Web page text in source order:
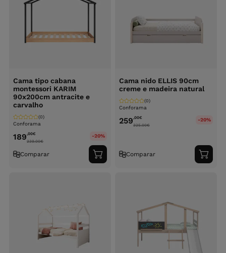
Cama tipo cabana
montessori KARIM
90x200cm antracite e
carvalho
Conforama
(0)
189,00€
239.00€
-20%
Comparar
Adicionar
ao
Cama nido ELLIS 90cm
creme e madeira natural
Conforama
(0)
259,00€
325.00€
-20%
Comparar
ao